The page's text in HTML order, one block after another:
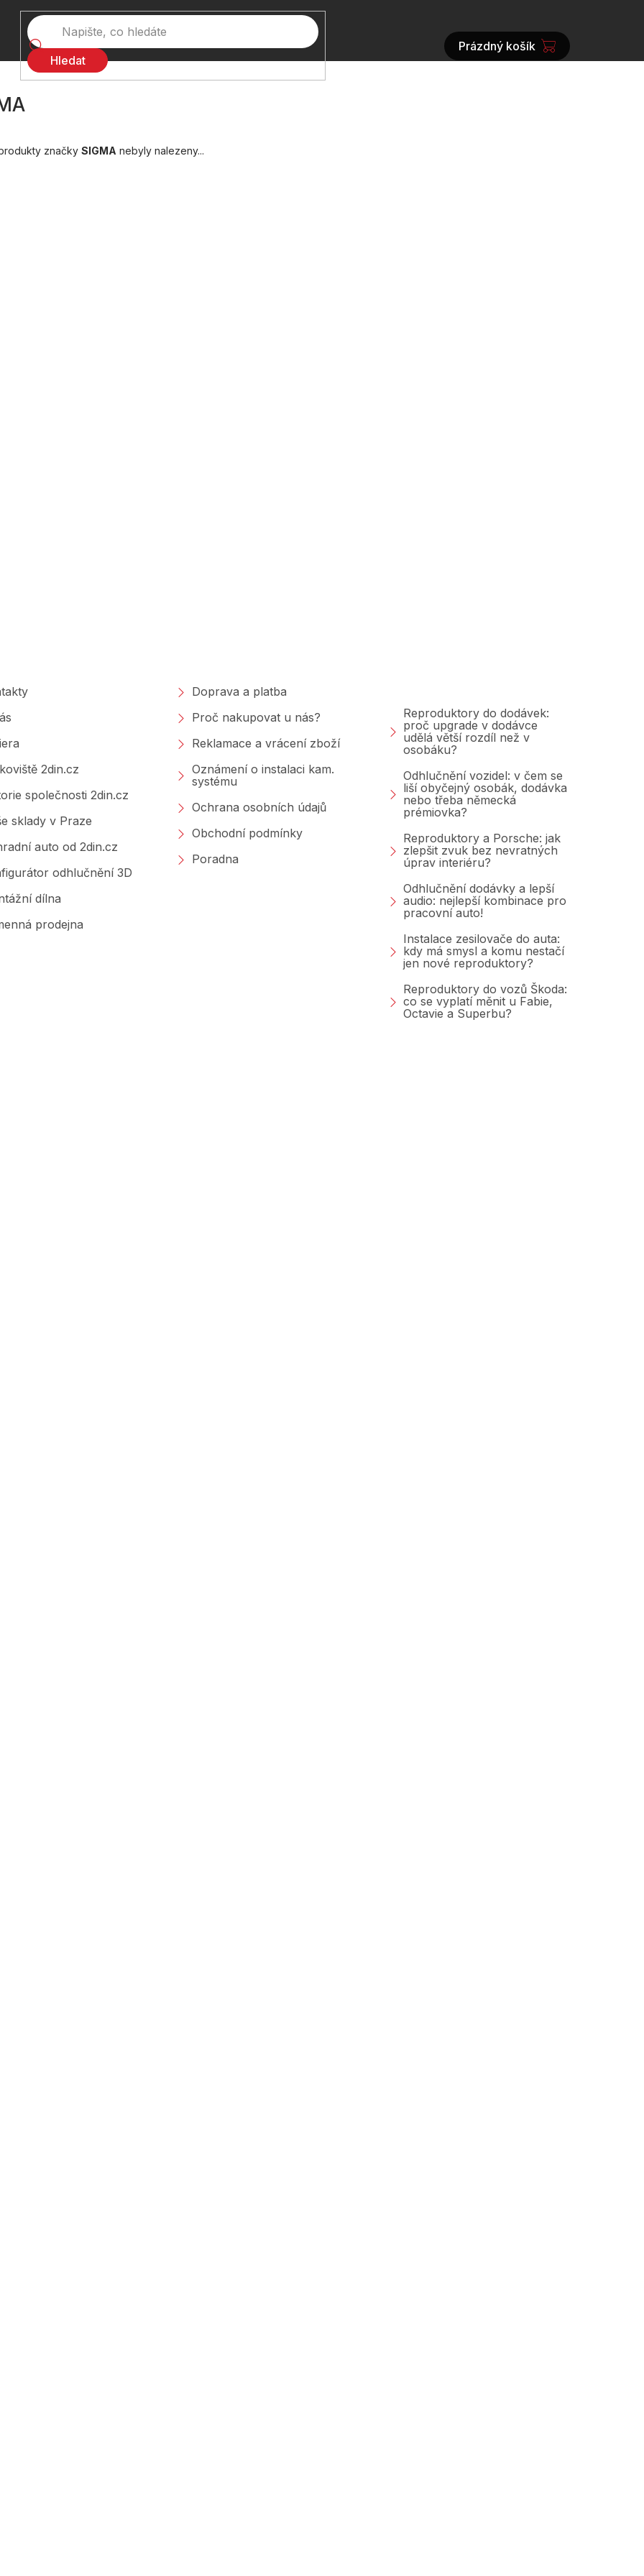
Hledat
NÁKUPNÍ
Prázdný košík
značky SIGMA nebyly nalezeny...
2din.cz
společnosti 2din.cz
sklady v Praze
auto od 2din.cz
odhlučnění 3D
dílna
prodejna
Doprava a platba
Proč nakupovat u nás?
Reklamace a vrácení zboží
Oznámení o instalaci kam.
systému
Ochrana osobních údajů
Obchodní podmínky
Poradna
Reproduktory do dodávek:
proč upgrade v dodávce
udělá větší rozdíl než v
osobáku?
Odhlučnění vozidel: v čem se
liší obyčejný osobák, dodávka
nebo třeba německá
prémiovka?
Reproduktory a Porsche: jak
zlepšit zvuk bez nevratných
úprav interiéru?
Odhlučnění dodávky a lepší
audio: nejlepší kombinace pro
pracovní auto!
Instalace zesilovače do auta:
kdy má smysl a komu nestačí
jen nové reproduktory?
Reproduktory do vozů Škoda:
co se vyplatí měnit u Fabie,
Octavie a Superbu?